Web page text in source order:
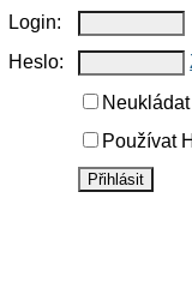
Login:
Heslo:
Používat